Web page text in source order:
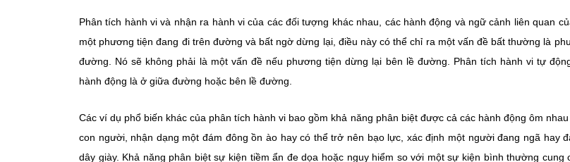
Phân tích hành vi và nhận ra hành vi của các đối tượng khác nhau, các hành động và ngữ cảnh liên quan
một phương tiện đang đi trên đường và bất ngờ dừng lại, điều này có thể chỉ ra một vấn đề bất thường là
đường. Nó sẽ không phải là một vấn đề nếu phương tiện dừng lại bên lề đường. Phân tích hành vi tự
hành động là ở giữa đường hoặc bên lề đường.
Các ví dụ phổ biến khác của phân tích hành vi bao gồm khả năng phân biệt được cả các hành động ôm
con người, nhận dạng một đám đông ồn ào hay có thể trở nên bạo lực, xác định một người đang ngã hay
dây giày. Khả năng phân biệt sự kiện tiềm ẩn đe dọa hoặc nguy hiểm so với một sự kiện bình thường cung